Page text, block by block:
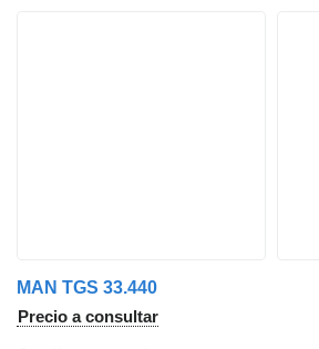
MAN TGS 33.440
Precio a consultar